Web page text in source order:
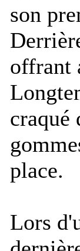
son
offrant
craqué
place.
Lors